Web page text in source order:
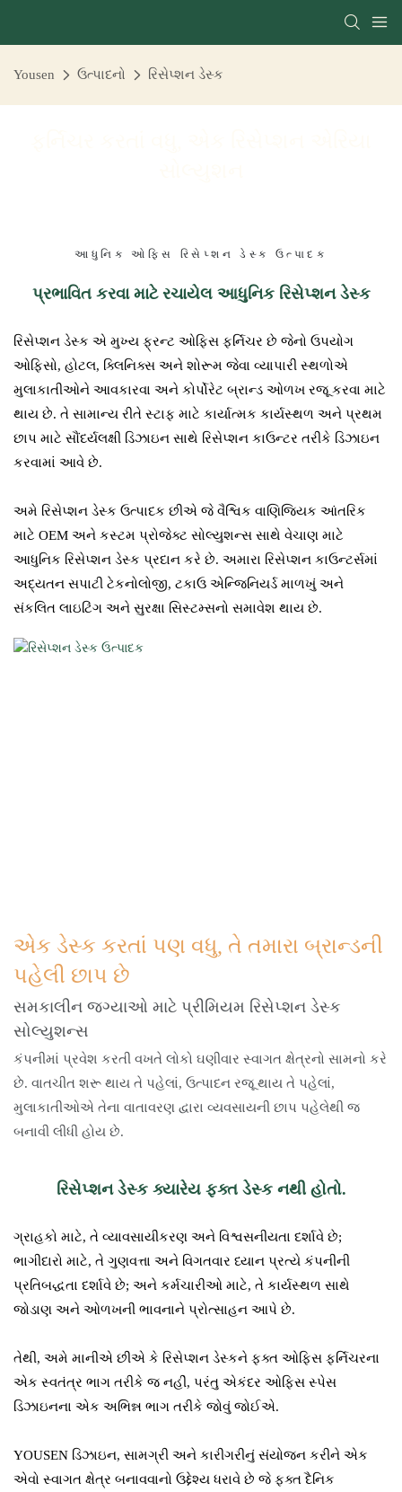
Yousen ઉત્પાદનો રિસેપ્શન ડેસ્ક
આધુનિક ઓફિસ રિસેપ્શન ડેસ્ક ઉત્પાદક
પ્રભાવિત કરવા માટે રચાયેલ આધુનિક રિસેપ્શન ડેસ્ક
રિસેપ્શન ડેસ્ક એ મુખ્ય ફ્રન્ટ ઓફિસ ફર્નિચર છે જેનો ઉપયોગ
ઓફિસો, હોટલ, ક્લિનિક્સ અને શોરૂમ જેવા વ્યાપારી સ્થળોએ
મુલાકાતીઓને આવકારવા અને કોર્પોરેટ બ્રાન્ડ ઓળખ રજૂ કરવા માટે
થાય છે. તે સામાન્ય રીતે સ્ટાફ માટે કાર્યાત્મક કાર્યસ્થળ અને પ્રથમ
છાપ માટે સૌંદર્યલક્ષી ડિઝાઇન સાથે રિસેપ્શન કાઉન્ટર તરીકે ડિઝાઇન
કરવામાં આવે છે.
અમે રિસેપ્શન ડેસ્ક ઉત્પાદક છીએ જે વૈશ્વિક વાણિજ્યિક આંતરિક
માટે OEM અને કસ્ટમ પ્રોજેક્ટ સોલ્યુશન્સ સાથે વેચાણ માટે
આધુનિક રિસેપ્શન ડેસ્ક પ્રદાન કરે છે. અમારા રિસેપ્શન કાઉન્ટર્સમાં
અદ્યતન સપાટી ટેકનોલોજી, ટકાઉ એન્જિનિયર્ડ માળખું અને
સંકલિત લાઇટિંગ અને સુરક્ષા સિસ્ટમ્સનો સમાવેશ થાય છે.
એક ડેસ્ક કરતાં પણ વધુ, તે તમારા બ્રાન્ડની
પહેલી છાપ છે
સમકાલીન જગ્યાઓ માટે પ્રીમિયમ રિસેપ્શન ડેસ્ક
સોલ્યુશન્સ
કંપનીમાં પ્રવેશ કરતી વખતે લોકો ઘણીવાર સ્વાગત ક્ષેત્રનો સામનો કરે
છે. વાતચીત શરૂ થાય તે પહેલાં, ઉત્પાદન રજૂ થાય તે પહેલાં,
મુલાકાતીઓએ તેના વાતાવરણ દ્વારા વ્યવસાયની છાપ પહેલેથી જ
બનાવી લીધી હોય છે.
રિસેપ્શન ડેસ્ક ક્યારેય ફક્ત ડેસ્ક નથી હોતો.
ગ્રાહકો માટે, તે વ્યાવસાયીકરણ અને વિશ્વસનીયતા દર્શાવે છે;
ભાગીદારો માટે, તે ગુણવત્તા અને વિગતવાર ધ્યાન પ્રત્યે કંપનીની
પ્રતિબદ્ધતા દર્શાવે છે; અને કર્મચારીઓ માટે, તે કાર્યસ્થળ સાથે
જોડાણ અને ઓળખની ભાવનાને પ્રોત્સાહન આપે છે.
તેથી, અમે માનીએ છીએ કે રિસેપ્શન ડેસ્કને ફક્ત ઓફિસ ફર્નિચરના
એક સ્વતંત્ર ભાગ તરીકે જ નહીં, પરંતુ એકંદર ઓફિસ સ્પેસ
ડિઝાઇનના એક અભિન્ન ભાગ તરીકે જોવું જોઈએ.
YOUSEN ડિઝાઇન, સામગ્રી અને કારીગરીનું સંયોજન કરીને એક
એવો સ્વાગત ક્ષેત્ર બનાવવાનો ઉદ્દેશ્ય ધરાવે છે જે ફક્ત દૈનિક